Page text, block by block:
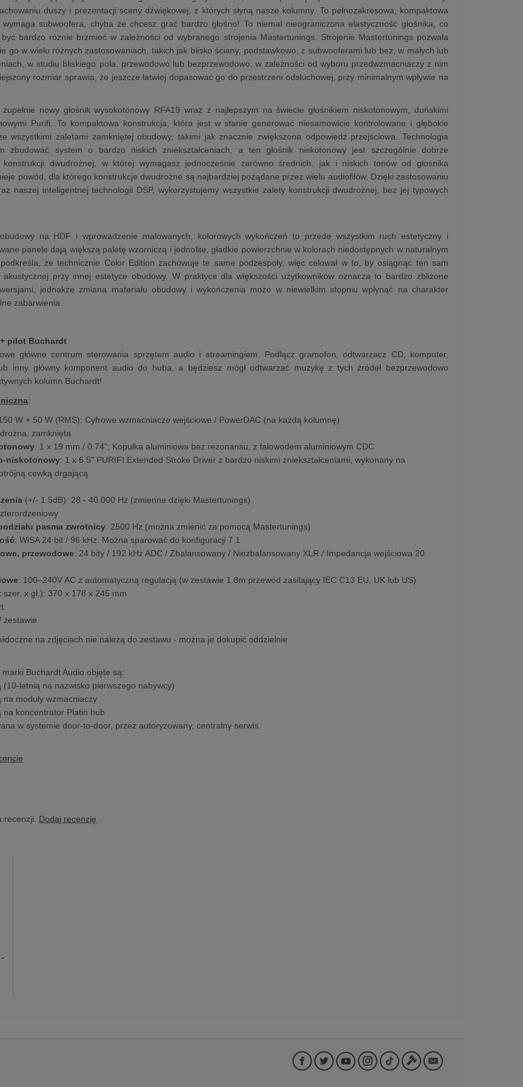
duszy i prezentacji sceny dźwiękowej, z których słyną nasze kolumny. To pełnozakresowa, kompaktowa
subwoofera, chyba że chcesz grać bardzo głośno! To niemal nieograniczona elastyczność głośnika, co
bardzo różnie brzmieć w zależności od wybranego strojenia Mastertunings. Strojenie Mastertunings pozwala
go w wielu różnych zastosowaniach, takich jak blisko ściany, podstawkowo, z subwooferami lub bez, w małych lub
w studiu bliskiego pola, przewodowo lub bezprzewodowo, w zależności od wyboru przedwzmacniaczy z nim
rozmiar sprawia, że ​​jeszcze łatwiej dopasować go do przestrzeni odsłuchowej, przy minimalnym wpływie na
nowy głośnik wysokotonowy RFA19 wraz z najlepszym na świecie głośnikiem niskotonowym, duńskimi
Purifi. To kompaktowa konstrukcja, która jest w stanie generować niesamowicie kontrolowane i głębokie
wszystkimi zaletami zamkniętej obudowy, takimi jak znacznie zwiększona odpowiedź przejściowa. Technologia
zbudować system o bardzo niskich zniekształceniach, a ten głośnik niskotonowy jest szczególnie dobrze
konstrukcji dwudrożnej, w której wymagasz jednocześnie zarówno średnich, jak i niskich tonów od głośnika
powód, dla którego konstrukcje dwudrożne są najbardziej pożądane przez wielu audiofilów. Dzięki zastosowaniu
naszej inteligentnej technologii DSP, wykorzystujemy wszystkie zalety konstrukcji dwudrożnej, bez jej typowych
na HDF i wprowadzenie malowanych, kolorowych wykończeń to przede wszystkim ruch estetyczny i
panele dają większą paletę wzorniczą i jednolite, gładkie powierzchnie w kolorach niedostępnych w naturalnym
że technicznie Color Edition zachowuje te same podzespoły, więc celował w to, by osiągnąć ten sam
akustycznej przy innej estetyce obudowy. W praktyce dla większości użytkowników oznacza to bardzo zbliżone
jednakże zmiana materiału obudowy i wykończenia może w niewielkim stopniu wpłynąć na charakter
zabarwienia.
pilot Buchardt
główne centrum sterowania sprzętem audio i streamingiem. Podłącz gramofon, odtwarzacz CD, komputer,
inny główny komponent audio do huba, a będziesz mógł odtwarzać muzykę z tych źródeł bezprzewodowo
kolumn Buchardt!
:
W + 50 W (RMS); Cyfrowe wzmacniacze wejściowe / PowerDAC (na każdą kolumnę)
zamknięta
: 1 x 19 mm / 0.74"; Kopułka aluminiowa bez rezonansu, z falowodem aluminiowym CDC
niskotonowy: 1 x 6.5" PURIFI Extended Stroke Driver z bardzo niskimi zniekształceniami, wykonany na
cewką drgającą
(+/- 1.5dB): 28 - 40.000 Hz (zmienne dzięki Mastertunings)
pasma zwrotnicy: 2500 Hz (można zmienić za pomocą Mastertunings)
: WiSA 24 bit / 96 kHz. Można sparować do konfiguracji 7.1
przewodowe: 24 bity / 192 kHz ADC / Zbalansowany / Niezbalansowany XLR / Impedancja wejściowa 20
: 100–240V AC z automatyczną regulacją (w zestawie 1.8m przewód zasilający IEC C13 EU, UK lub US)
szer. x gł.): 370 x 178 x 245 mm
zestawie
na zdjęciach nie należą do zestawu - można je dokupić oddzielnie
Buchardt Audio objęte są:
(10-letnią na nazwisko pierwszego nabywcy)
moduły wzmacniaczy
na koncentrator Platin hub
w systemie door-to-door, przez autoryzowany, centralny serwis.
recenzji. Dodaj recenzję